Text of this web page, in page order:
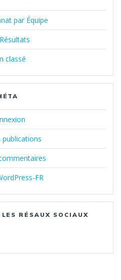
par Équipe
classé
publications
FR
RÉSAUX SOCIAUX